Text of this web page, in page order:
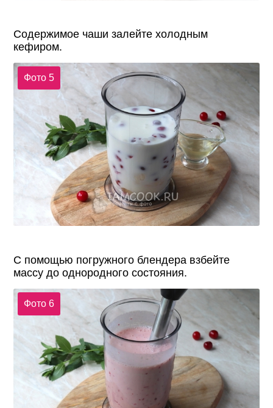
Содержимое чаши залейте холодным
кефиром.
Фото 5
С помощью погружного блендера взбейте
массу до однородного состояния.
Фото 6